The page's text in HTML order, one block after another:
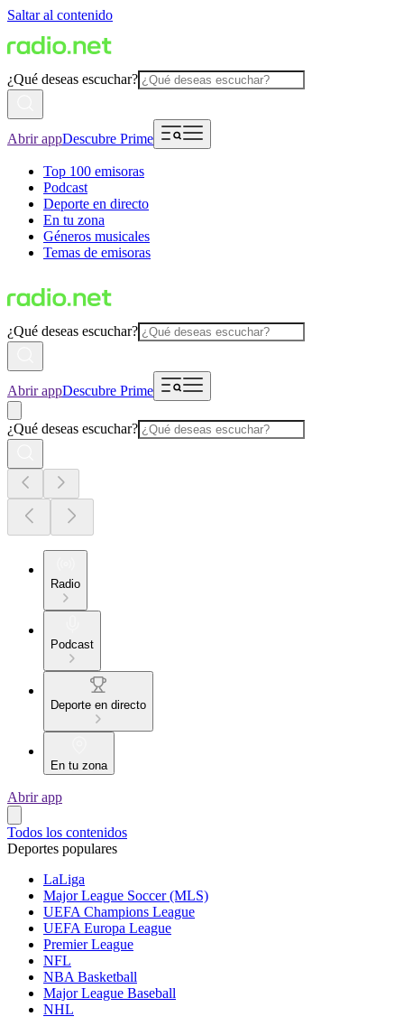
Saltar al contenido
¿Qué deseas escuchar?
Abrir appDescubre Prime
Top 100 emisoras
Podcast
Deporte en directo
En tu zona
Géneros musicales
Temas de emisoras
¿Qué deseas escuchar?
Abrir appDescubre Prime
¿Qué deseas escuchar?
Radio
Podcast
Deporte en directo
En tu zona
Abrir app
Todos los contenidos
Deportes populares
LaLiga
Major League Soccer (MLS)
UEFA Champions League
UEFA Europa League
Premier League
NFL
NBA Basketball
Major League Baseball
NHL